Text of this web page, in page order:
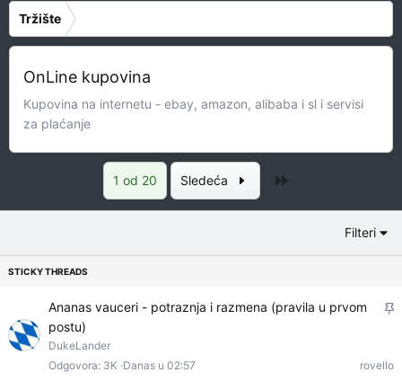
Tržište
OnLine kupovina
Kupovina na internetu - ebay, amazon, alibaba i sl i servisi
za plaćanje
1 od 20 Sledeća
Filteri
L
l
Ananas vauceri - potraznja i razmena (pravila u prvom
postu)
DukeLander
Odgovora 3K Danas u 02:57 rovello